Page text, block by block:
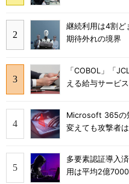
継続利用は4割
期待外れの境界
「COBOL」「
える給与サービ
Microsoft 365の
変えても攻撃者
多要素認証導入
用は平均2億